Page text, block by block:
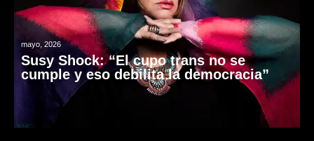
mayo, 2026
Susy Shock: “El cupo trans no se
cumple y eso debilita la democracia”